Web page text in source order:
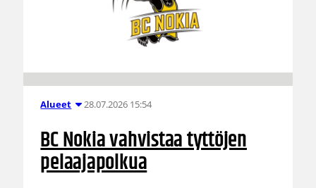
Alueet 28.07.2026 15:54
BC Nokia vahvistaa tyttöjen
pelaajapolkua